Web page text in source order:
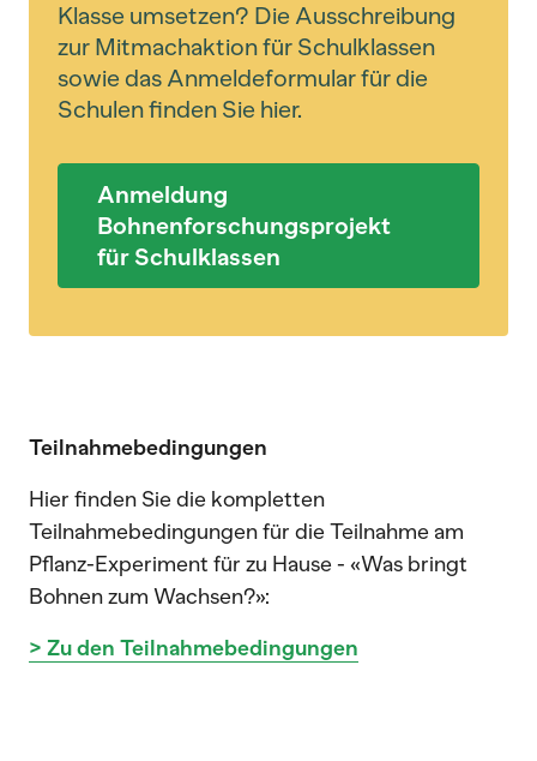
Klasse umsetzen? Die Ausschreibung
zur Mitmachaktion für Schulklassen
sowie das Anmeldeformular für die
Schulen finden Sie hier.
Anmeldung
Bohnenforschungsprojekt
für Schulklassen
Teilnahmebedingungen
Hier finden Sie die kompletten
Teilnahmebedingungen für die Teilnahme am
Pflanz-Experiment für zu Hause - «Was bringt
Bohnen zum Wachsen?»:
> Zu den Teilnahmebedingungen